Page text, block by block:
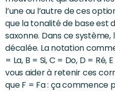
l’une ou l’autre de ces
que la tonalité de base est
saxonne. Dans ce
décalée. La notation
= La, B = Si, C = Do, D = Ré,
vous aider à retenir ces
que F = Fa : ça commence